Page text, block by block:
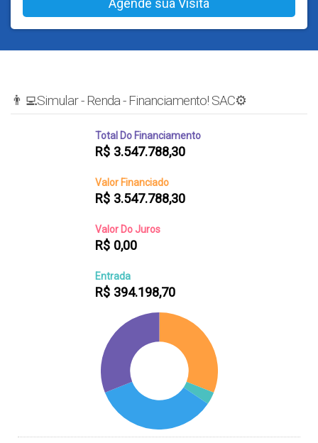
👨‍💻Simular - Renda - Financiamento! SAC⚙️
Total Do Financiamento
R$ 3.547.788,30
Valor Financiado
R$ 3.547.788,30
Valor Do Juros
R$ 0,00
Entrada
R$ 394.198,70